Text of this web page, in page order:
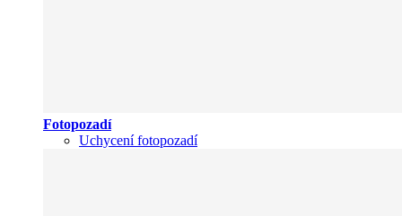
Fotopozadí
Uchycení fotopozadí